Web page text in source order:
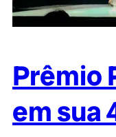
Prêmio
em sua